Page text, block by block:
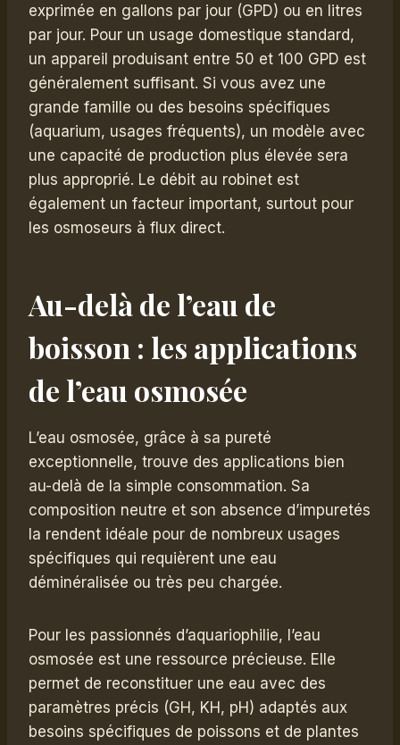
exprimée en gallons par jour (GPD) ou en litres
par jour. Pour un usage domestique standard,
un appareil produisant entre 50 et 100 GPD est
généralement suffisant. Si vous avez une
grande famille ou des besoins spécifiques
(aquarium, usages fréquents), un modèle avec
une capacité de production plus élevée sera
plus approprié. Le débit au robinet est
également un facteur important, surtout pour
les osmoseurs à flux direct.
Au-delà de l’eau de
boisson : les applications
de l’eau osmosée
L’eau osmosée, grâce à sa pureté
exceptionnelle, trouve des applications bien
au-delà de la simple consommation. Sa
composition neutre et son absence d’impuretés
la rendent idéale pour de nombreux usages
spécifiques qui requièrent une eau
déminéralisée ou très peu chargée.
Pour les passionnés d’aquariophilie, l’eau
osmosée est une ressource précieuse. Elle
permet de reconstituer une eau avec des
paramètres précis (GH, KH, pH) adaptés aux
besoins spécifiques de poissons et de plantes